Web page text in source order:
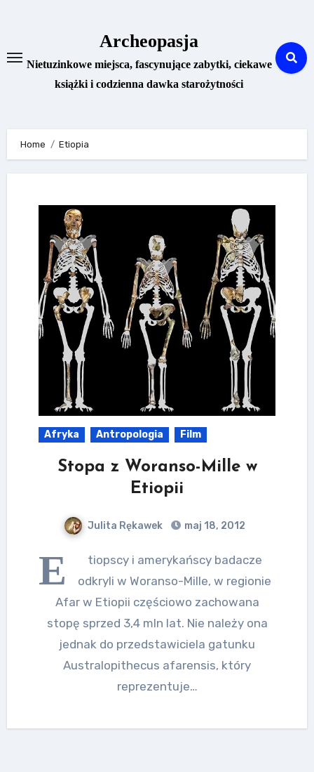
Archeopasja
Nietuzinkowe miejsca, fascynujące zabytki, ciekawe
książki i codzienna dawka starożytności
Home Etiopia
Afryka Antropologia Film
Stopa z Woranso-Mille w
Etiopii
Julita Rękawek maj 18, 2012
E
tiopscy i amerykańscy badacze
odkryli w Woranso-Mille, w regionie
Afar w Etiopii częściowo zachowana
stopę sprzed 3,4 mln lat. Nie należy ona
jednak do przedstawiciela gatunku
Australopithecus afarensis, który
reprezentuje…